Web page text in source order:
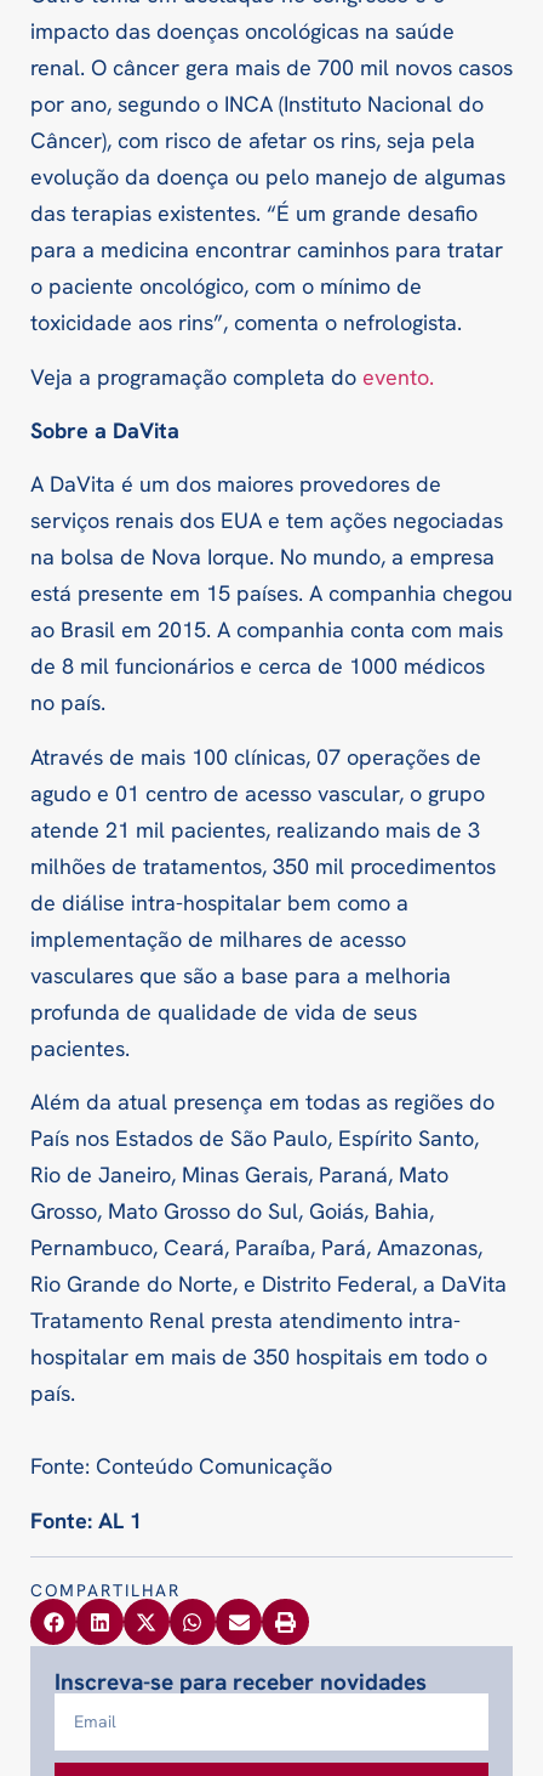
impacto das doenças oncológicas na saúde
renal. O câncer gera mais de 700 mil novos casos
por ano, segundo o INCA (Instituto Nacional do
Câncer), com risco de afetar os rins, seja pela
evolução da doença ou pelo manejo de algumas
das terapias existentes. “É um grande desafio
para a medicina encontrar caminhos para tratar
o paciente oncológico, com o mínimo de
toxicidade aos rins”, comenta o nefrologista.
Veja a programação completa do evento.
Sobre a DaVita
A DaVita é um dos maiores provedores de
serviços renais dos EUA e tem ações negociadas
na bolsa de Nova Iorque. No mundo, a empresa
está presente em 15 países. A companhia chegou
ao Brasil em 2015. A companhia conta com mais
de 8 mil funcionários e cerca de 1000 médicos
no país.
Através de mais 100 clínicas, 07 operações de
agudo e 01 centro de acesso vascular, o grupo
atende 21 mil pacientes, realizando mais de 3
milhões de tratamentos, 350 mil procedimentos
de diálise intra-hospitalar bem como a
implementação de milhares de acesso
vasculares que são a base para a melhoria
profunda de qualidade de vida de seus
pacientes.
Além da atual presença em todas as regiões do
País nos Estados de São Paulo, Espírito Santo,
Rio de Janeiro, Minas Gerais, Paraná, Mato
Grosso, Mato Grosso do Sul, Goiás, Bahia,
Pernambuco, Ceará, Paraíba, Pará, Amazonas,
Rio Grande do Norte, e Distrito Federal, a DaVita
Tratamento Renal presta atendimento intra-
hospitalar em mais de 350 hospitais em todo o
país.
Fonte: Conteúdo Comunicação
Fonte: AL 1
COMPARTILHAR
Inscreva-se para receber novidades